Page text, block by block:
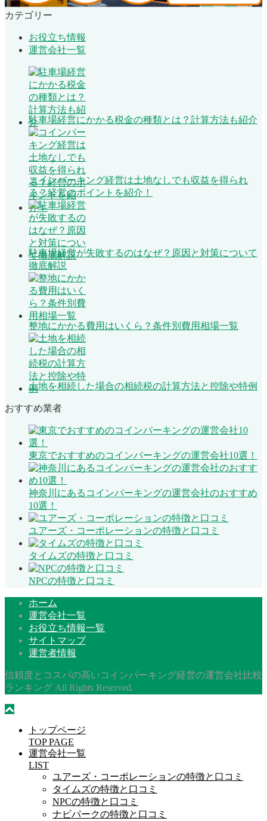
カテゴリー
お役立ち情報
運営会社一覧
駐車場経営にかかる税金の種類とは？計算方法も紹介
コインパーキング経営は土地なしでも収益を得られ
る？経営のポイントを紹介！
駐車場経営が失敗するのはなぜ？原因と対策について
徹底解説
整地にかかる費用はいくら？条件別費用相場一覧
土地を相続した場合の相続税の計算方法と控除や特例
おすすめ業者
東京でおすすめのコインパーキングの運営会社10選！
神奈川にあるコインパーキングの運営会社のおすすめ
10選！
ユアーズ・コーポレーションの特徴と口コミ
タイムズの特徴と口コミ
NPCの特徴と口コミ
ホーム
運営会社一覧
お役立ち情報一覧
サイトマップ
運営者情報
信頼度とコスパの高いコインパーキング経営の運営会社比較
ランキング All Rights Reserved.
トップページ
TOP PAGE
運営会社一覧
LIST
ユアーズ・コーポレーションの特徴と口コミ
タイムズの特徴と口コミ
NPCの特徴と口コミ
ナビパークの特徴と口コミ